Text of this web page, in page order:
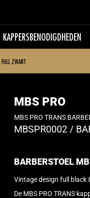
KAPPERSBENODIGDHEDEN
ZWART
MBS PRO
MBS PRO TRANS
MBSPR0002 /
BARBERSTOEL
Vintage design full black
De MBS PRO TRANS